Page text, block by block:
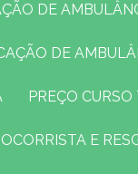
DE
DE
PREÇO
SOCORRISTA E